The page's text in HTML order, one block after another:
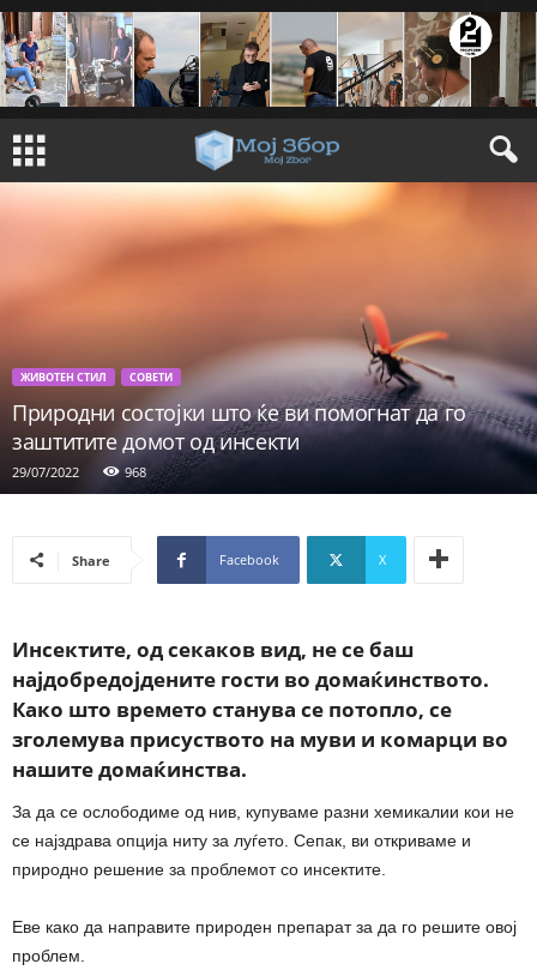
ЖИВОТЕН СТИЛ СОВЕТИ
Природни состојки што ќе ви помогнат да го
заштитите домот од инсекти
29/07/2022 968
Share Facebook X
Инсектите, од секаков вид, не се баш
најдобредојдените гости во домаќинството.
Како што времето станува се потопло, се
зголемува присуството на муви и комарци во
нашите домаќинства.
За да се ослободиме од нив, купуваме разни хемикалии кои не
се најздрава опција ниту за луѓето. Сепак, ви откриваме и
природно решение за проблемот со инсектите.
Еве како да направите природен препарат за да го решите овој
проблем.